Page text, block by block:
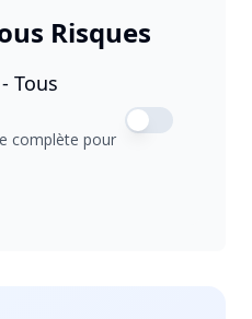
Risques
Tous
complète pour